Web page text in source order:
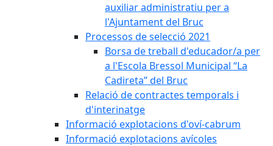
auxiliar administratiu per a
l'Ajuntament del Bruc
Processos de selecció 2021
Borsa de treball d'educador/a per
a l'Escola Bressol Municipal “La
Cadireta” del Bruc
Relació de contractes temporals i
d'interinatge
Informació explotacions d'oví-cabrum
Informació explotacions avícoles